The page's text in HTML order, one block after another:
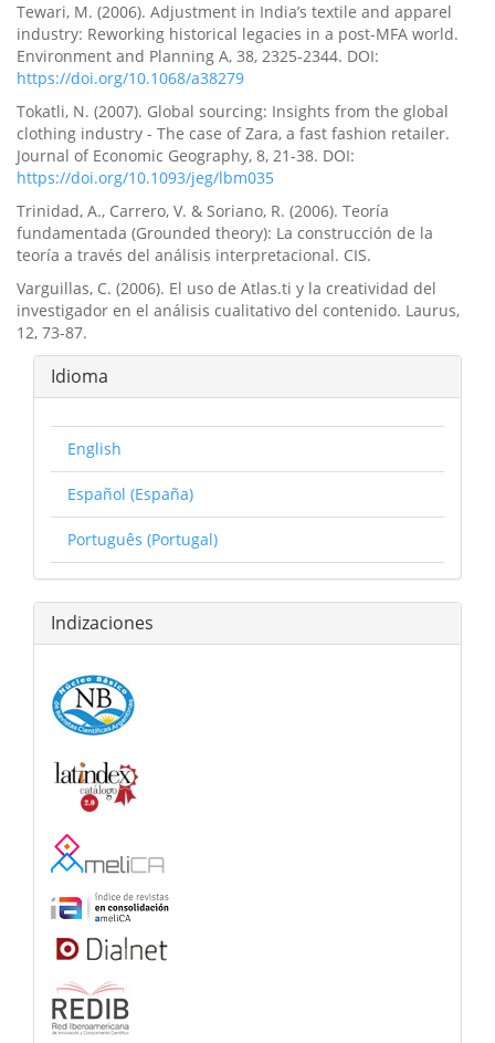
Tewari, M. (2006). Adjustment in India’s textile and apparel
industry: Reworking historical legacies in a post-MFA world.
Environment and Planning A, 38, 2325-2344. DOI:
https://doi.org/10.1068/a38279
Tokatli, N. (2007). Global sourcing: Insights from the global
clothing industry - The case of Zara, a fast fashion retailer.
Journal of Economic Geography, 8, 21-38. DOI:
https://doi.org/10.1093/jeg/lbm035
Trinidad, A., Carrero, V. & Soriano, R. (2006). Teoría
fundamentada (Grounded theory): La construcción de la
teoría a través del análisis interpretacional. CIS.
Varguillas, C. (2006). El uso de Atlas.ti y la creatividad del
investigador en el análisis cualitativo del contenido. Laurus,
12, 73-87.
Idioma
English
Español (España)
Português (Portugal)
Indizaciones